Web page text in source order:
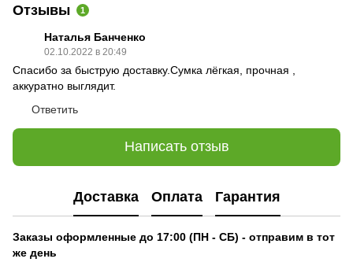
Отзывы 1
Наталья Банченко
02.10.2022 в 20:49
Спасибо за быструю доставку.Сумка лёгкая, прочная ,
аккуратно выглядит.
Ответить
Написать отзыв
Доставка Оплата Гарантия
Заказы оформленные до 17:00 (ПН - СБ) - отправим в тот
же день